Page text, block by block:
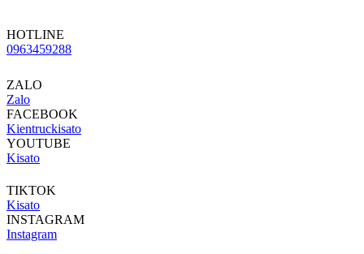
HOTLINE
0963459288
ZALO
Zalo
FACEBOOK
Kientruckisato
YOUTUBE
Kisato
TIKTOK
Kisato
INSTAGRAM
Instagram